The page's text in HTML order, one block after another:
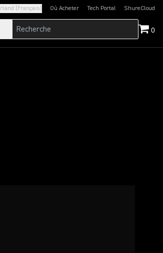
(Français) Où Acheter Tech Portal
(Opens in a new tab)ShureCloud
(Opens in a new
0